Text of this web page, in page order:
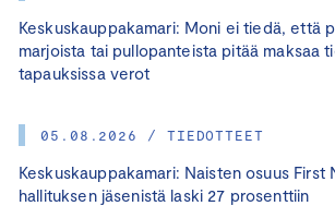
Keskuskauppakamari: Moni ei tiedä, että
marjoista tai pullopanteista pitää maksaa
tapauksissa verot
05.08.2026 / TIEDOTTEET
Keskuskauppakamari: Naisten osuus
hallituksen jäsenistä laski 27 prosenttiin